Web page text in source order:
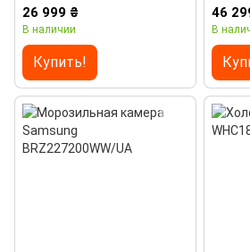
26 999 ₴
В наличии
Купить!
46
В